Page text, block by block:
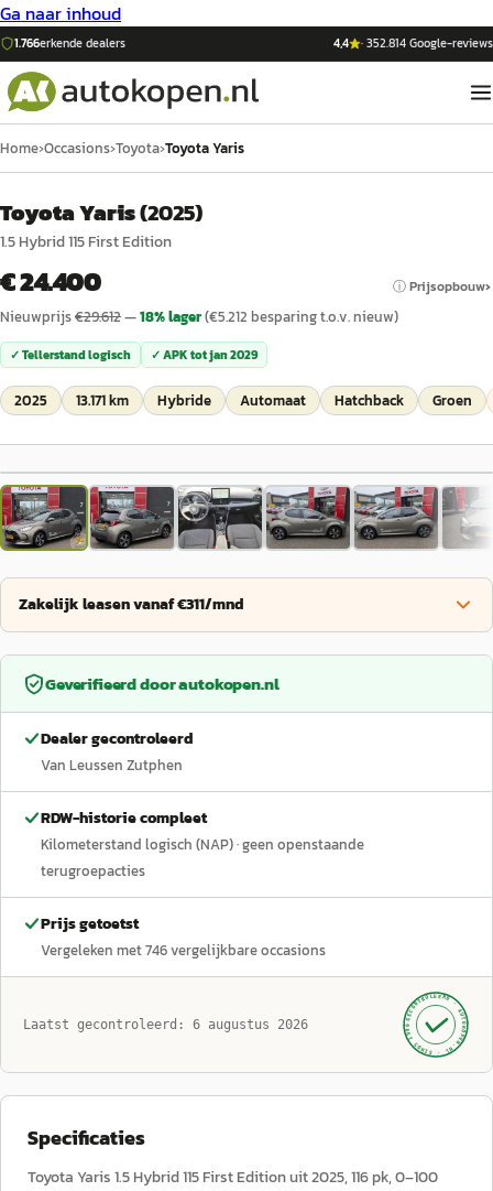
Ga naar inhoud
1.766erkende dealers 4,4 ·352.814Google-reviews
Home›Occasions›Toyota›Toyota Yaris
Toyota Yaris(2025)
1.5 Hybrid 115 First Edition
€ 24.400 ⓘ Prijsopbouw
Nieuwprijs€29.612—18% lager(€5.212 besparing t.o.v. nieuw)
✓ Tellerstand logisch ✓ APK totjan 2029
2025 13.171 km Hybride Automaat Hatchback Groen
1/49
Zakelijk leasen vanaf €311/mnd
Geverifieerd doorautokopen.nl
Dealer gecontroleerd
Van Leussen Zutphen
RDW-historie compleet
Kilometerstand logisch (NAP)· geen openstaande
terugroepacties
Prijs getoetst
Vergeleken met746vergelijkbare occasions
Laatst gecontroleerd: 6 augustus 2026 GECONTROLEERD ·
AUTOKOPEN.NL
· SINDS 1999 ·
Specificaties
Toyota Yaris 1.5 Hybrid 115 First Edition uit 2025, 116 pk, 0–100